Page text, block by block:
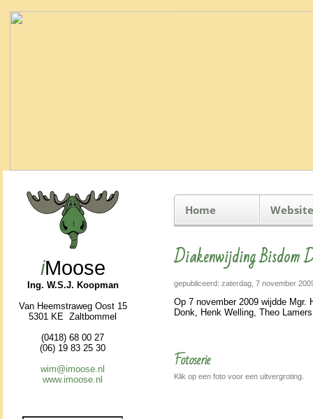
iMoose
Ing. W.S.J. Koopman
Van Heemstraweg Oost 15
5301 KE Zaltbommel
(0418) 68 00 27
(06) 19 83 25 30
wim@imoose.nl
www.imoose.nl
Home
Diakenwijding Bisdom
gepubliceerd: zaterdag, 7 november
Op 7 no­vem­ber 2009 wijdde
Donk, Henk Welling, Theo
Fotoserie
Klik op een foto voor een uitvergroting.